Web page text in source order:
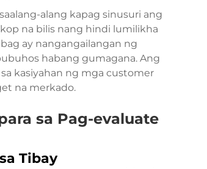
alang kapag sinusuri ang
na bilis nang hindi lumilikha
ay nangangailangan ng
habang gumagana. Ang
kasiyahan ng mga customer
na merkado.
sa Pag-evaluate
Tibay